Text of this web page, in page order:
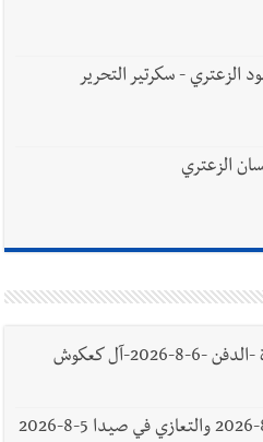
الزعتري - سكرتير التحرير
الزعتري
وفاة الحاجة رقية محمد حمودة -الدفن -6-8-2026-آل كعكوش
وفاة مصطفى محمد موسى 3-8-2026 والتعازي في صيدا 5-8-2026